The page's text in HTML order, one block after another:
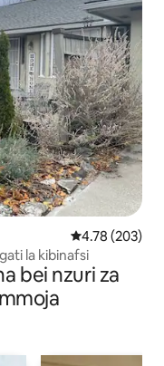
Ukadiriaji wa
4.78 (203)
la kibinafsi
bei nzuri za